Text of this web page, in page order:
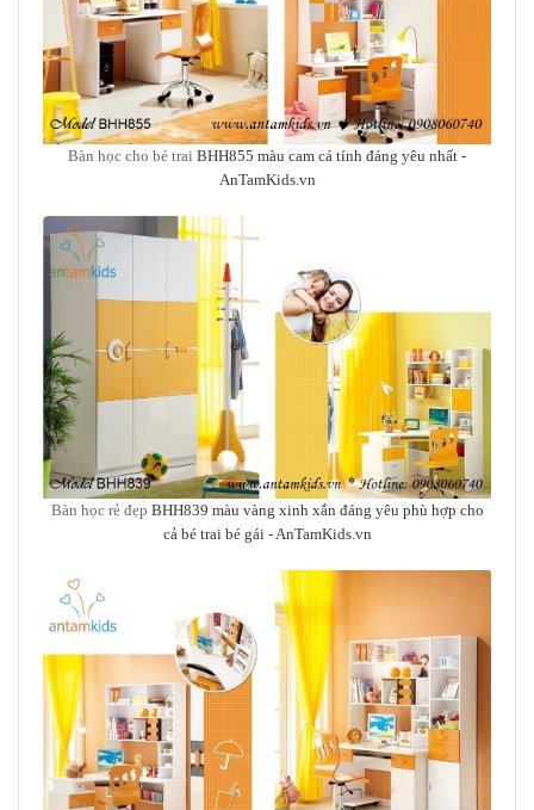
Bàn học cho bé trai BHH855 màu cam cá tính đáng yêu nhất -
AnTamKids.vn
Bàn học rẻ đẹp BHH839 màu vàng xinh xắn đáng yêu phù hợp cho
cả bé trai bé gái - AnTamKids.vn